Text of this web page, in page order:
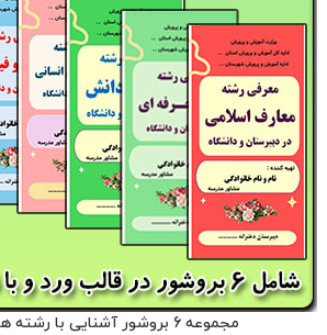
مجموعه 6 بروشور آشنایی با رشته های تحصیلی